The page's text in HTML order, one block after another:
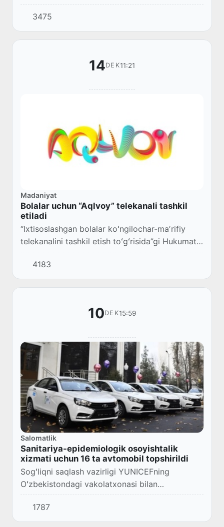
76 198, kasb-hunarga o'qitilganlar soni 15 935
nafarni tashkil qiladi.
3475
14DEK11:21
Madaniyat
Bolalar uchun “Aqlvoy” telekanali tashkil
etiladi
“Ixtisoslashgan bolalar koʻngilochar-maʼrifiy
telekanalini tashkil etish toʻgʻrisida”gi Hukumat
qarori qabul qilindi.
4183
10DEK15:59
Salomatlik
Sanitariya-epidemiologik osoyishtalik
xizmati uchun 16 ta avtomobil topshirildi
Sogʻliqni saqlash vazirligi YUNICEFning
Oʻzbekistondagi vakolatxonasi bilan
hamkorlikda yurtimizdagi immunizatsiya tizimini
mustahkamlash borasida bir qator ishlar amalga
oshirmoqd...
1787